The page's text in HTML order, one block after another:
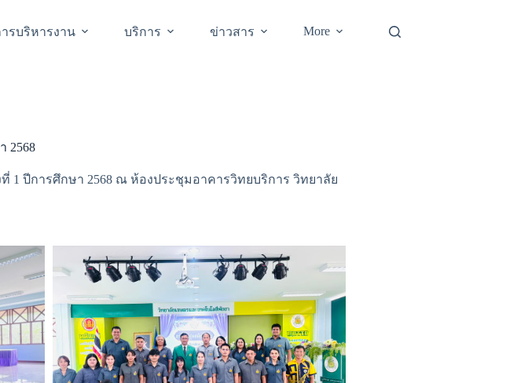
รบริหารงาน บริการ ข่าวสาร More
2568
ปีการศึกษา 2568 ณ ห้องประชุมอาคารวิทยบริการ วิทยาลัย